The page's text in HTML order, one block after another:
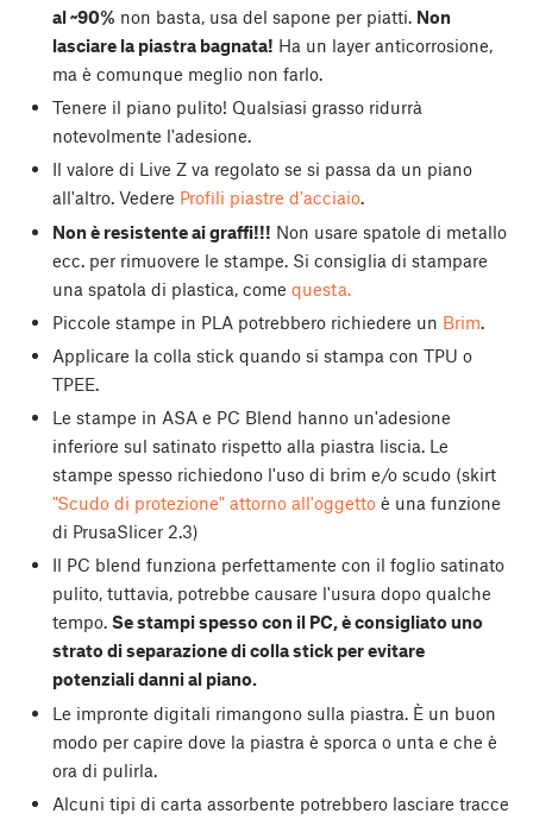
al ~90% non basta, usa del sapone per piatti. Non
lasciare la piastra bagnata! Ha un layer anticorrosione,
ma è comunque meglio non farlo.
Tenere il piano pulito! Qualsiasi grasso ridurrà
notevolmente l'adesione.
Il valore di Live Z va regolato se si passa da un piano
all'altro. Vedere Profili piastre d'acciaio.
Non è resistente ai graffi!!! Non usare spatole di metallo
ecc. per rimuovere le stampe. Si consiglia di stampare
una spatola di plastica, come questa.
Piccole stampe in PLA potrebbero richiedere un Brim.
Applicare la colla stick quando si stampa con TPU o
TPEE.
Le stampe in ASA e PC Blend hanno un'adesione
inferiore sul satinato rispetto alla piastra liscia. Le
stampe spesso richiedono l'uso di brim e/o scudo (skirt
"Scudo di protezione" attorno all'oggettoè una funzione
di PrusaSlicer 2.3)
Il PC blend funziona perfettamente con il foglio satinato
pulito, tuttavia, potrebbe causare l'usura dopo qualche
tempo. Se stampi spesso con il PC, è consigliato uno
strato di separazione di colla stick per evitare
potenziali danni al piano.
Le impronte digitali rimangono sulla piastra. È un buon
modo per capire dove la piastra è sporca o unta e che è
ora di pulirla.
Alcuni tipi di carta assorbente potrebbero lasciare tracce